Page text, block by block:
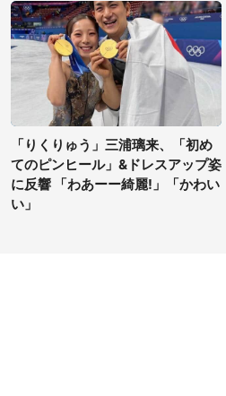
「りくりゅう」三浦璃来、「初め
てのピンヒール」&ドレスアップ姿
に反響 「わあーー綺麗!」「かわい
い」